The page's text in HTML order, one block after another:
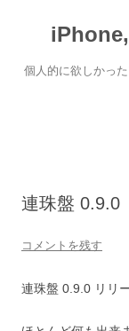
へ
ス
個人的に欲しかっ
連珠盤 0.9.0
コメントを残す
連珠盤 0.9.0 リリ